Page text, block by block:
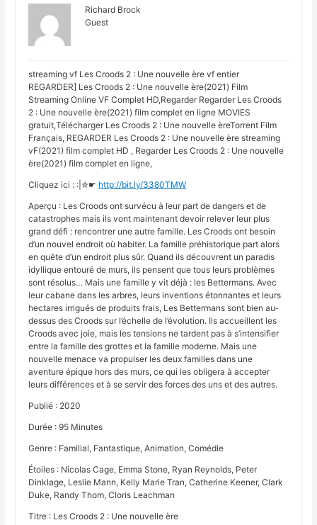
Richard Brock
Guest
streaming vf Les Croods 2 : Une nouvelle ère vf entier
REGARDER] Les Croods 2 : Une nouvelle ère(2021) Film
Streaming Online VF Complet HD,Regarder Regarder Les Croods
2 : Une nouvelle ère(2021) film complet en ligne MOVIES
gratuit,Télécharger Les Croods 2 : Une nouvelle èreTorrent Film
Français, REGARDER Les Croods 2 : Une nouvelle ère streaming
vF(2021) film complet HD , Regarder Les Croods 2 : Une nouvelle
ère(2021) film complet en ligne,
Cliquez ici : :|✮☛ http://bit.ly/3380TMW
Aperçu : Les Croods ont survécu à leur part de dangers et de
catastrophes mais ils vont maintenant devoir relever leur plus
grand défi : rencontrer une autre famille. Les Croods ont besoin
d’un nouvel endroit où habiter. La famille préhistorique part alors
en quête d’un endroit plus sûr. Quand ils découvrent un paradis
idyllique entouré de murs, ils pensent que tous leurs problèmes
sont résolus… Mais une famille y vit déjà : les Bettermans. Avec
leur cabane dans les arbres, leurs inventions étonnantes et leurs
hectares irrigués de produits frais, Les Bettermans sont bien au‐
dessus des Croods sur l’échelle de l’évolution. Ils accueillent les
Croods avec joie, mais les tensions ne tardent pas à s’intensifier
entre la famille des grottes et la famille moderne. Mais une
nouvelle menace va propulser les deux familles dans une
aventure épique hors des murs, ce qui les obligera à accepter
leurs différences et à se servir des forces des uns et des autres.
Publié : 2020
Durée : 95 Minutes
Genre : Familial, Fantastique, Animation, Comédie
Étoiles : Nicolas Cage, Emma Stone, Ryan Reynolds, Peter
Dinklage, Leslie Mann, Kelly Marie Tran, Catherine Keener, Clark
Duke, Randy Thom, Cloris Leachman
Titre : Les Croods 2 : Une nouvelle ère